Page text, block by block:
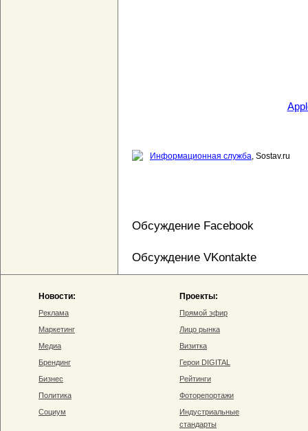
Информационная служба, Sostav.ru
Обсуждение Facebook
Обсуждение VKontakte
Новости:
Реклама
Маркетинг
Медиа
Брендинг
Бизнес
Политика
Социум
Проекты:
Прямой эфир
Лицо рынка
Визитка
Герои DIGITAL
Рейтинги
Фоторепортажи
Индустриальные
стандарты